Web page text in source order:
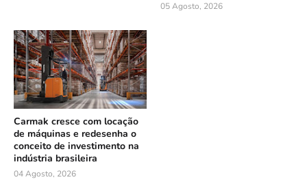
05 Agosto, 2026
Carmak cresce com locação
de máquinas e redesenha o
conceito de investimento na
indústria brasileira
04 Agosto, 2026